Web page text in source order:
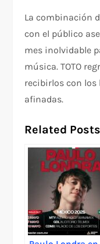
La combinación
con el público
mes inolvidable
música. TOTO
recibirlos con los
afinadas.
Related